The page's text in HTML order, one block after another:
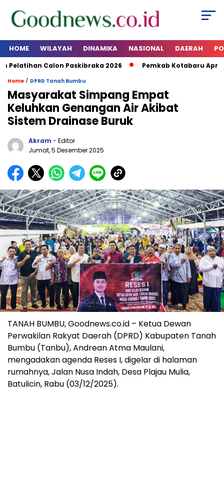
HOME WILAYAH DINAMIKA NASIONAL DAERAH
Calon Paskibraka 2026 Pemkab Kotabaru
Home / DPRD Tanah Bumbu
Masyarakat Simpang Empat
Keluhkan Genangan Air Akibat
Sistem Drainase Buruk
Akram - Editor
Jumat, 5 Desember 2025
TANAH BUMBU, Goodnews.co.id – Ketua Dewan
Perwakilan Rakyat Daerah (DPRD) Kabupaten Tanah
Bumbu (Tanbu), Andrean Atma Maulani,
mengadakan agenda Reses I, digelar di halaman
rumahnya, Jalan Nusa Indah, Desa Plajau Mulia,
Batulicin, Rabu (03/12/2025).